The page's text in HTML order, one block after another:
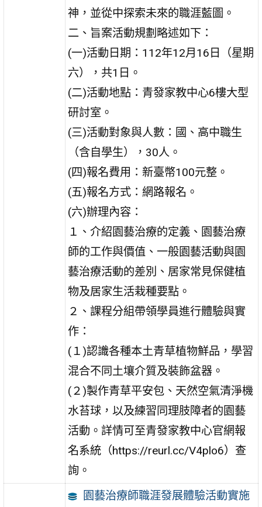
神，並從中探索未來的職涯藍圖。
二、旨案活動規劃略述如下：
(一)活動日期：112年12月16日（星期
六），共1日。
(二)活動地點：青發家教中心6樓大型
研討室。
(三)活動對象與人數：國、高中職生
（含自學生），30人。
(四)報名費用：新臺幣100元整。
(五)報名方式：網路報名。
(六)辦理內容：
１、介紹園藝治療的定義、園藝治療
師的工作與價值、一般園藝活動與園
藝治療活動的差別、居家常見保健植
物及居家生活栽種要點。
２、課程分組帶領學員進行體驗與實
作：
(１)認識各種本土青草植物鮮品，學習
混合不同土壤介質及裝飾盆器。
(２)製作青草平安包、天然空氣清淨機
水苔球，以及練習同理肢障者的園藝
活動。詳情可至青發家教中心官網報
名系統（https://reurl.cc/V4plo6）查
詢。
園藝治療師職涯發展體驗活動實施